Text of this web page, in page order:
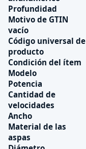
Profundidad
Motivo de GTIN
vacío
Código universal de
producto
Condición del ítem
Modelo
Potencia
Cantidad de
velocidades
Ancho
Material de las
aspas